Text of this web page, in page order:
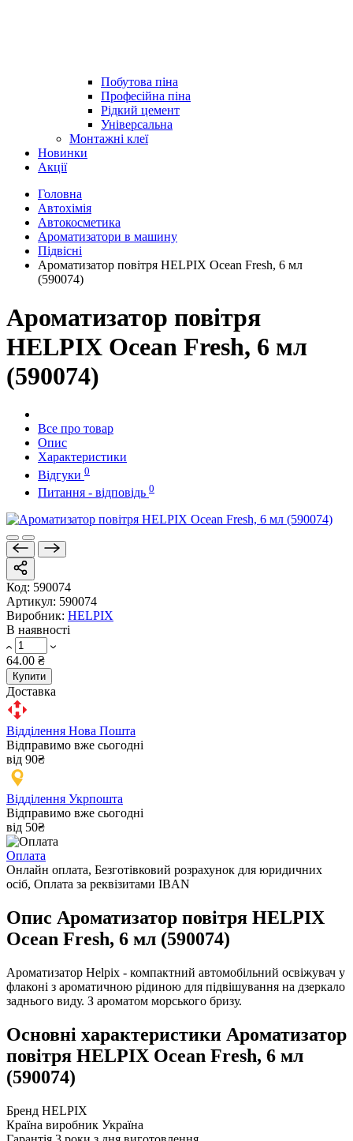
Побутова піна
Професійна піна
Рідкий цемент
Універсальна
Монтажні клеї
Новинки
Акції
Головна
Автохімія
Автокосметика
Ароматизатори в машину
Підвісні
Ароматизатор повітря HELPIX Ocean Fresh, 6 мл
(590074)
Ароматизатор повітря
HELPIX Ocean Fresh, 6 мл
(590074)
Все про товар
Опис
Характеристики
Відгуки 0
Питання - відповідь 0
Код: 590074
Артикул: 590074
Виробник: HELPIX
В наявності
64.00 ₴
Купити
Доставка
Відділення Нова Пошта
Відправимо вже сьогодні
від 90₴
Відділення Укрпошта
Відправимо вже сьогодні
від 50₴
Оплата
Онлайн оплата, Безготівковий розрахунок для юридичних
осіб, Оплата за реквізитами IBAN
Опис Ароматизатор повітря HELPIX
Ocean Fresh, 6 мл (590074)
Ароматизатор Helpix - компактний автомобільний освіжувач у
флаконі з ароматичною рідиною для підвішування на дзеркало
заднього виду. З ароматом морського бризу.
Основні характеристики Ароматизатор
повітря HELPIX Ocean Fresh, 6 мл
(590074)
Бренд HELPIX
Країна виробник Україна